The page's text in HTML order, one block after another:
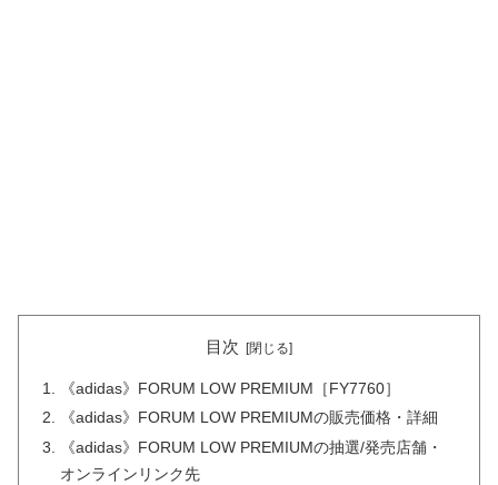
目次
《adidas》FORUM LOW PREMIUM［FY7760］
《adidas》FORUM LOW PREMIUMの販売価格・詳細
《adidas》FORUM LOW PREMIUMの抽選/発売店舗・
オンラインリンク先